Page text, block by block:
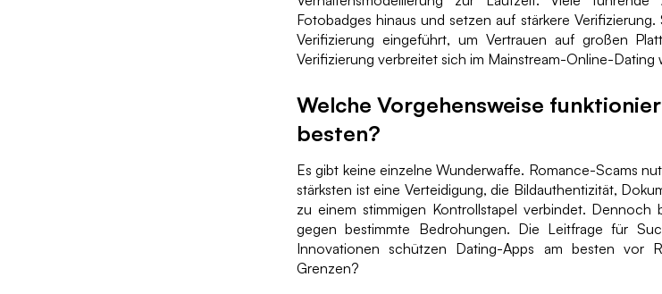
Fotobadges hinaus und setzen auf stärkere
Verifizierung eingeführt, um Vertrauen auf großen
Verifizierung verbreitet sich im Mainstream-Online-Dating
Welche Vorgehensweise
besten?
Es gibt keine einzelne Wunderwaffe. Romance-Scams
stärksten ist eine Verteidigung, die Bildauthentizität,
zu einem stimmigen Kontrollstapel verbindet.
gegen bestimmte Bedrohungen. Die Leitfrage für
Innovationen schützen Dating-Apps am besten vor
Grenzen?